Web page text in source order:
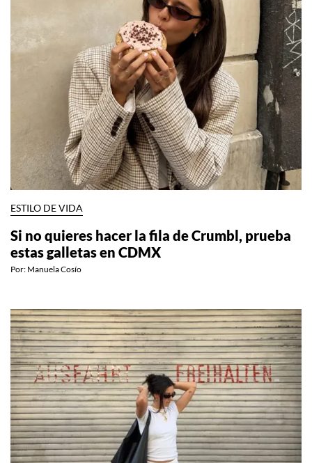
ESTILO DE VIDA
Si no quieres hacer la fila de Crumbl, prueba
estas galletas en CDMX
Por: Manuela Cosío